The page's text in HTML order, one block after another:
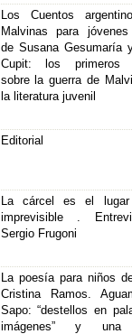
Los Cuentos
Malvinas para jóvenes
de Susana Gesumaría
Cupit: los primeros
sobre la guerra de
la literatura juvenil
Editorial
La cárcel es el
imprevisible .
Sergio Frugoni
La poesía para niños
Cristina Ramos.
Sapo: “destellos en
imágenes” y una